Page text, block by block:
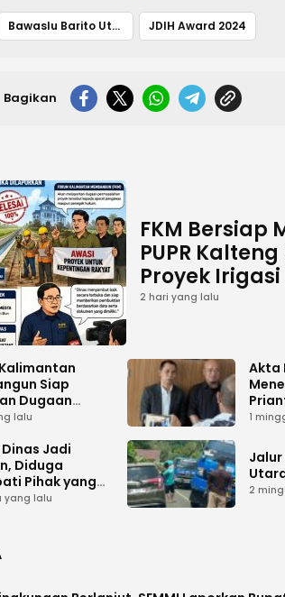
Bawaslu Barito Utara Raih Penghargaan Terbaik III JDIH Award 2024
Bagikan
FKM Bersiap
PUPR
Proyek
Tuntas
2 hari yang lalu
Siap
Dugaan
lalu
Akta
1
Jadi
Diduga
Pihak yang
yang lalu
2